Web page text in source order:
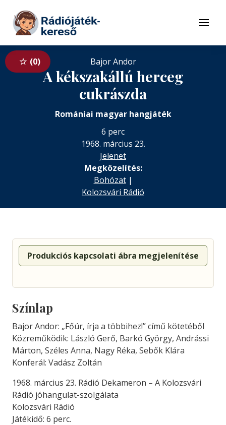
Tovább a tartalomhoz
Menü
0 Bajor Andor
A kékszakállú herceg
cukrászda
Romániai magyar hangjáték
6 perc
1968. március 23.
Jelenet
Megközelítés:
Bohózat|
Kolozsvári Rádió
Produkciós kapcsolati ábra megjelenítése
Színlap
Bajor Andor: „Főúr, írja a többihez!” című kötetéből
Közreműködik: László Gerő, Barkó György, Andrássi
Márton, Széles Anna, Nagy Réka, Sebők Klára
Konferál: Vadász Zoltán
1968. március 23. Rádió Dekameron – A Kolozsvári
Rádió jóhangulat-szolgálata
Kolozsvári Rádió
Játékidő: 6 perc.